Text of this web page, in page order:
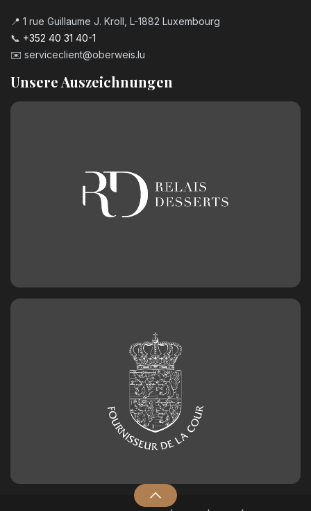
📍 1 rue Guillaume J. Kroll, L-1882 Luxembourg
📞 +352 40 31 40-1
✉️ serviceclient@oberweis.lu
Unsere Auszeichnungen